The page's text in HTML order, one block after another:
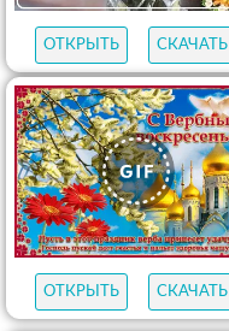
ОТКРЫТЬ СКАЧАТЬ
ОТКРЫТЬ СКАЧАТЬ